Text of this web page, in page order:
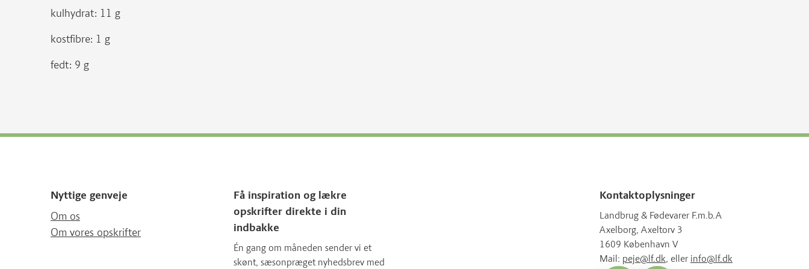
kulhydrat: 11 g
kostfibre: 1 g
fedt: 9 g
Nyttige genveje
Om os
Om vores opskrifter
Få inspiration og lækre
opskrifter direkte i din
indbakke
Én gang om måneden sender vi et
skønt, sæsonpræget nyhedsbrev med
Kontaktoplysninger
Landbrug & Fødevarer F.m.b.A
Axelborg, Axeltorv 3
1609 København V
Mail: peje@lf.dk, eller info@lf.dk